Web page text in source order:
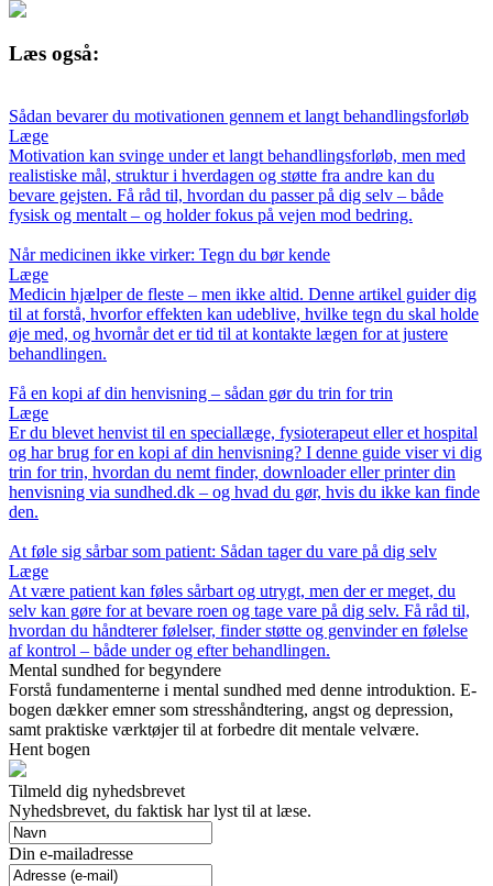
Læs også:
Sådan bevarer du motivationen gennem et langt behandlingsforløb
Læge
Motivation kan svinge under et langt behandlingsforløb, men med
realistiske mål, struktur i hverdagen og støtte fra andre kan du
bevare gejsten. Få råd til, hvordan du passer på dig selv – både
fysisk og mentalt – og holder fokus på vejen mod bedring.
Når medicinen ikke virker: Tegn du bør kende
Læge
Medicin hjælper de fleste – men ikke altid. Denne artikel guider dig
til at forstå, hvorfor effekten kan udeblive, hvilke tegn du skal holde
øje med, og hvornår det er tid til at kontakte lægen for at justere
behandlingen.
Få en kopi af din henvisning – sådan gør du trin for trin
Læge
Er du blevet henvist til en speciallæge, fysioterapeut eller et hospital
og har brug for en kopi af din henvisning? I denne guide viser vi dig
trin for trin, hvordan du nemt finder, downloader eller printer din
henvisning via sundhed.dk – og hvad du gør, hvis du ikke kan finde
den.
At føle sig sårbar som patient: Sådan tager du vare på dig selv
Læge
At være patient kan føles sårbart og utrygt, men der er meget, du
selv kan gøre for at bevare roen og tage vare på dig selv. Få råd til,
hvordan du håndterer følelser, finder støtte og genvinder en følelse
af kontrol – både under og efter behandlingen.
Mental sundhed for begyndere
Forstå fundamenterne i mental sundhed med denne introduktion. E-
bogen dækker emner som stresshåndtering, angst og depression,
samt praktiske værktøjer til at forbedre dit mentale velvære.
Hent bogen
Tilmeld dig nyhedsbrevet
Nyhedsbrevet, du faktisk har lyst til at læse.
Din e-mailadresse